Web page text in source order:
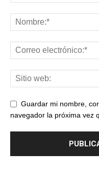
Guardar mi nombre,
navegador la próxima vez